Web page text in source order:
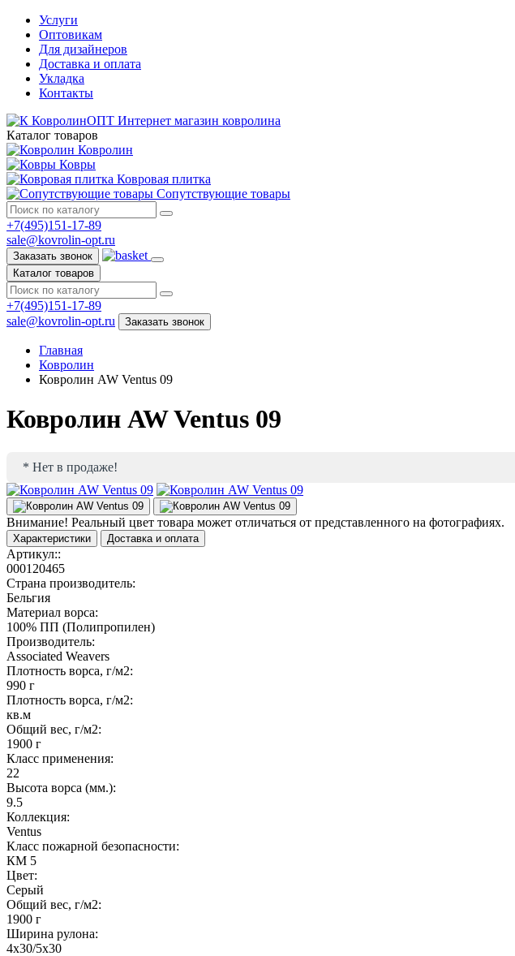
Услуги
Оптовикам
Для дизайнеров
Доставка и оплата
Укладка
Контакты
КовролинОПТ Интернет магазин ковролина
Каталог товаров
Ковролин
Ковры
Ковровая плитка
Сопутствующие товары
+7(495)151-17-89
sale@kovrolin-opt.ru
Заказать звонок
Каталог товаров
+7(495)151-17-89
sale@kovrolin-opt.ru
Заказать звонок
Главная
Ковролин
Ковролин AW Ventus 09
Ковролин AW Ventus 09
* Нет в продаже!
Внимание! Реальный цвет товара может отличаться от представленного на фотографиях.
Характеристики Доставка и оплата
Артикул::
000120465
Страна производитель:
Бельгия
Материал ворса:
100% ПП (Полипропилен)
Производитель:
Associated Weavers
Плотность ворса, г/м2:
990 г
Плотность ворса, г/м2:
кв.м
Общий вес, г/м2:
1900 г
Класс применения:
22
Высота ворса (мм.):
9.5
Коллекция:
Ventus
Класс пожарной безопасности:
КМ 5
Цвет:
Серый
Общий вес, г/м2:
1900 г
Ширина рулона:
4x30/5x30